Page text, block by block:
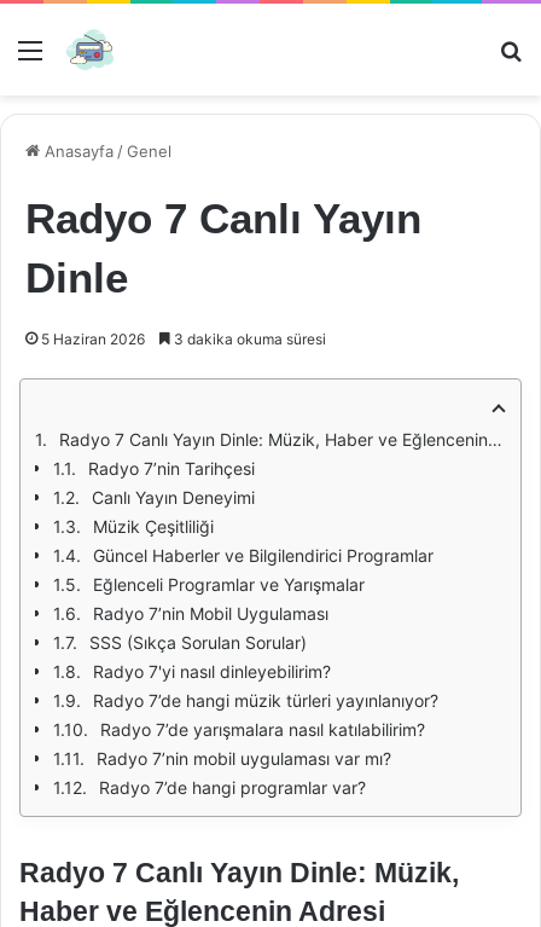
Menü
Anasayfa /Genel
Radyo 7 Canlı Yayın
Dinle
5 Haziran 2026 3 dakika okuma süresi
Radyo 7 Canlı Yayın Dinle: Müzik, Haber ve Eğlencenin Adresi
Radyo 7’nin Tarihçesi
Canlı Yayın Deneyimi
Müzik Çeşitliliği
Güncel Haberler ve Bilgilendirici Programlar
Eğlenceli Programlar ve Yarışmalar
Radyo 7’nin Mobil Uygulaması
SSS (Sıkça Sorulan Sorular)
Radyo 7'yi nasıl dinleyebilirim?
Radyo 7’de hangi müzik türleri yayınlanıyor?
Radyo 7’de yarışmalara nasıl katılabilirim?
Radyo 7’nin mobil uygulaması var mı?
Radyo 7’de hangi programlar var?
Radyo 7 Canlı Yayın Dinle: Müzik,
Haber ve Eğlencenin Adresi